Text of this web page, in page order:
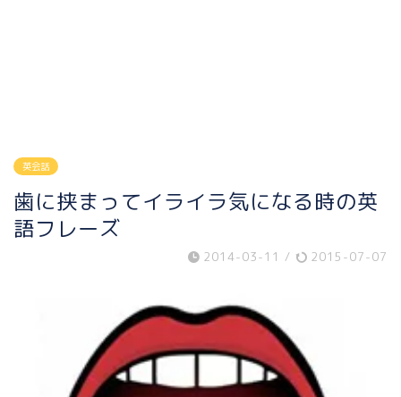
英会話
歯に挟まってイライラ気になる時の英
語フレーズ
2014-03-11 / 2015-07-07